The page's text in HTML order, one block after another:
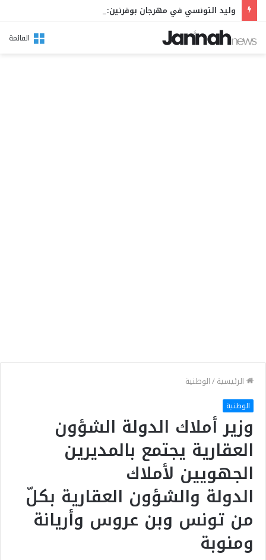
القائمة
الرئيسية/الوطنية
الوطنية
وزير أملاك الدولة الشؤون
العقارية يجتمع بالمديرين
الجهويين لأملاك
الدولة والشؤون العقارية بكلّ
من تونس وبن عروس وأريانة
ومنوبة